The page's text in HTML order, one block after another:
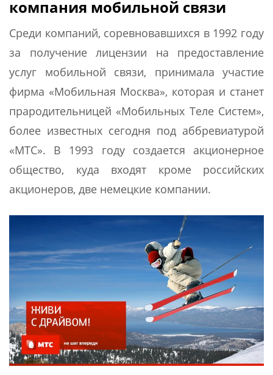
компания мобильной связи
Среди компаний, соревновавшихся в 1992 году
за получение лицензии на предоставление
услуг мобильной связи, принимала участие
фирма «Мобильная Москва», которая и станет
прародительницей «Мобильных Теле Систем»,
более известных сегодня под аббревиатурой
«МТС». В 1993 году создается акционерное
общество, куда входят кроме российских
акционеров, две немецкие компании.